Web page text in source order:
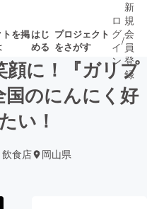
を掲はじ
める
プロジェクト
をさがす
募集終了が近いプ
ロ
グ
イ
ン
/
新
規
会
員
登
録
顔に！『ガリプ
国のにんにく好
い！
食店 岡山県